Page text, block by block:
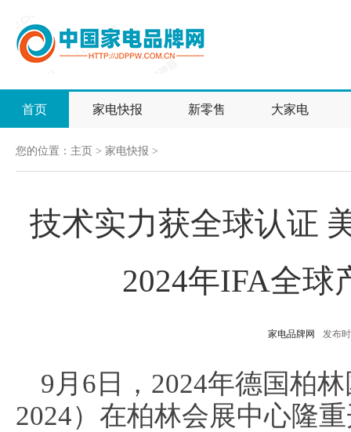
首页 家电快报 新零售 大家电
您的位置： 主页 > 家电快报 >
技术实力获全球认证
2024年IFA全球
家电品牌网 发布
9月6日，2024年德国柏
2024）在柏林会展中心隆